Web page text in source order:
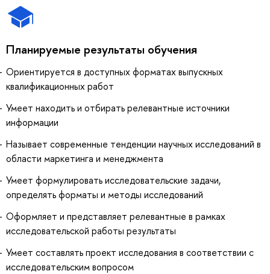
Планируемые результаты обучения
Ориентируется в доступных форматах выпускных
квалификационных работ
Умеет находить и отбирать релевантные источники
информации
Называет современные тенденции научных исследований в
области маркетинга и менеджмента
Умеет формулировать исследовательские задачи,
определять форматы и методы исследований
Оформляет и представляет релевантные в рамках
исследовательской работы результаты
Умеет составлять проект исследования в соответствии с
исследовательским вопросом